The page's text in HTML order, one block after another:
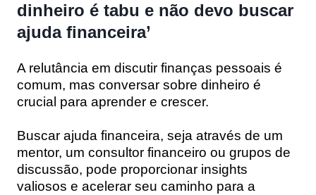
dinheiro é tabu e não devo buscar
ajuda financeira’
A relutância em discutir finanças pessoais é
comum, mas conversar sobre dinheiro é
crucial para aprender e crescer.
Buscar ajuda financeira, seja através de um
mentor, um consultor financeiro ou grupos de
discussão, pode proporcionar insights
valiosos e acelerar seu caminho para a